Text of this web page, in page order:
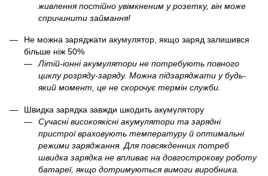
живлення постійно увімкненим у розетку, він може
спричинити займання!
Не можна заряджати акумулятор, якщо заряд залишився
більше ніж 50%
Літій-іонні акумулятори не потребують повного
циклу розряду-заряду. Можна підзаряджати у будь-
який момент, це не скорочує термін служби.
Швидка зарядка завжди шкодить акумулятору
Сучасні високоякісні акумулятори та зарядні
пристрої враховують температуру й оптимальні
режими заряджання. Для повсякденних потреб
швидка зарядка не впливає на довгострокову роботу
батареї, якщо дотримуються вимоги виробника.